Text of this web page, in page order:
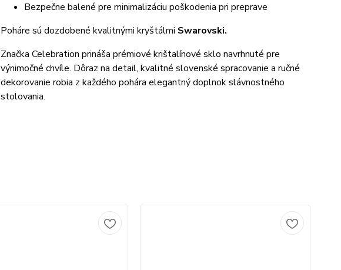
Bezpečne balené pre minimalizáciu poškodenia pri preprave
Poháre sú dozdobené kvalitnými kryštálmi Swarovski.
Značka Celebration prináša prémiové krištalínové sklo navrhnuté pre
výnimočné chvíle. Dôraz na detail, kvalitné slovenské spracovanie a ručné
dekorovanie robia z každého pohára elegantný doplnok slávnostného
stolovania.